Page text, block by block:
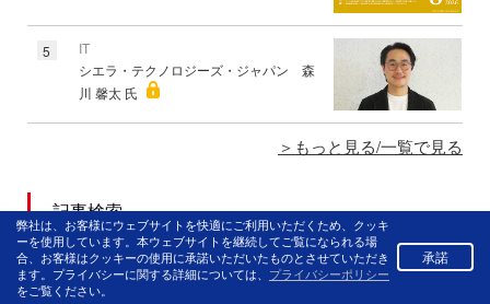
5
IT
シエラ・テクノロジーズ・ジャパン 森
川 馨太 氏
もっと見る/一覧で見る
記事検索
弊社は、お客様にウェブサイトを快適にご利用いただくため、クッキ
ーを使用しています。本ウェブサイトを継続してご覧になられる場
合、お客様はクッキーの使用に承諾いただいたものとさせていただき
ます。プライバシーに関する詳細については、 プライバシーポリシー
をご覧ください。
承諾